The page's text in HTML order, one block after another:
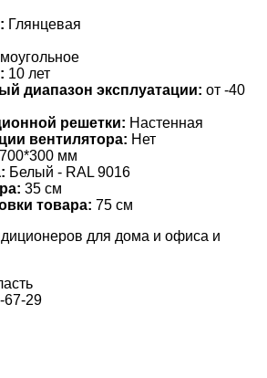
Глянцевая
10 лет
диапазон эксплуатации: от -40
решетки: Настенная
вентилятора: Нет
700*300 мм
Белый - RAL 9016
35 см
товара: 75 см
для дома и офиса и
67-29